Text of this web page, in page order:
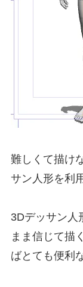
難しくて描け
サン人形を利
3Dデッサン人
まま信じて描
ばとても便利